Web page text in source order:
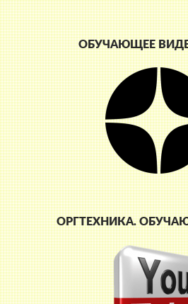
ОБУЧАЮЩЕЕ
ОРГТЕХНИКА.